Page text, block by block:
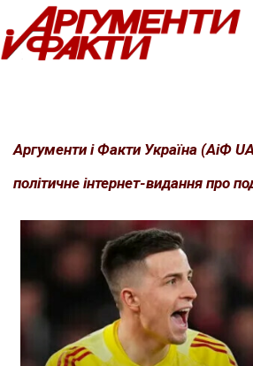
Перейти
до
вмісту
Аргументи і Факти Україна (АіФ
політичне інтернет-видання про